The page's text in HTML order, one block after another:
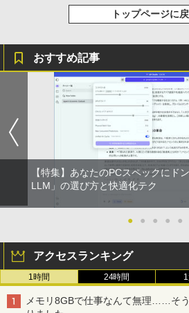
トップページに
おすすめ記事
【特集】あなたのPCスペックにド
LLM」の選び方と快適化テク
● ● ● ● ●
アクセスランキング
1時間 24時間
メモリ8GBで仕事なんて無理……そ